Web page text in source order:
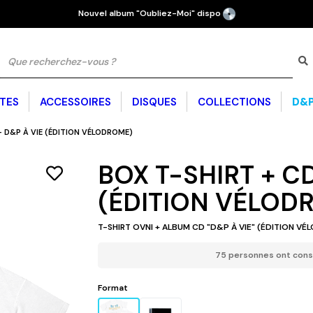
Nouvel album "Oubliez-Moi" dispo
ACCESSOIRES DISQUES COLLECTIONS
CHAUSSURES ET
GAUFRÉ
BRASSIÈRES SPORT
SWEATS
BONNETS
GOODIES
- TP SUR
T-SHIRT ÉDITION VÉLODROME D&P À VIE :
CLUB COLLECTION SUMMER 26 SAMBA
À VIE (ÉDITION VÉLODROME)
BOX T-SHIRT +
(ÉDITION
T-SHIRT OVNI + ALBUM CD "D&P À VIE" (ÉDITION
75 personnes ont
Format